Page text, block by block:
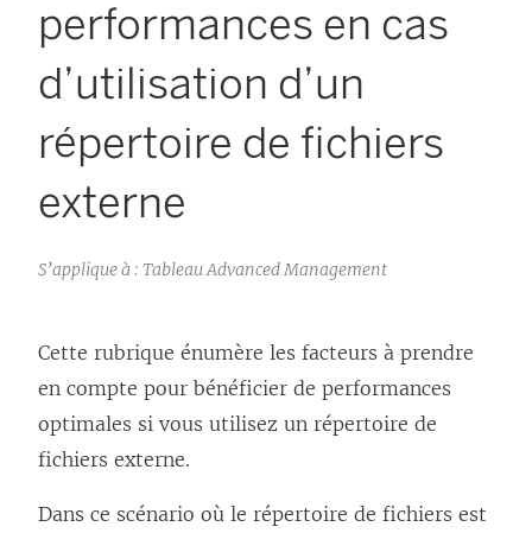
performances en cas
d’utilisation d’un
répertoire de fichiers
externe
S’applique à : Tableau Advanced Management
Cette rubrique énumère les facteurs à prendre
en compte pour bénéficier de performances
optimales si vous utilisez un répertoire de
fichiers externe.
Dans ce scénario où le répertoire de fichiers est